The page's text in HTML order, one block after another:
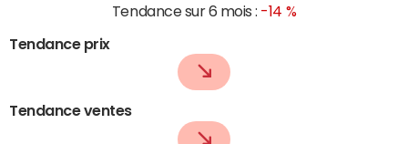
Tendance sur 6 mois : -14 %
Tendance prix
Tendance ventes